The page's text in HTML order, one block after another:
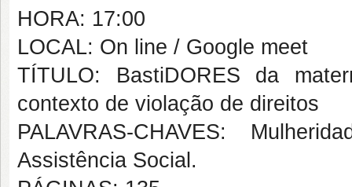
HORA: 17:00
LOCAL: On line / Google meet
TÍTULO: BastiDORES da
contexto de violação de direitos
PALAVRAS-CHAVES:
Assistência Social.